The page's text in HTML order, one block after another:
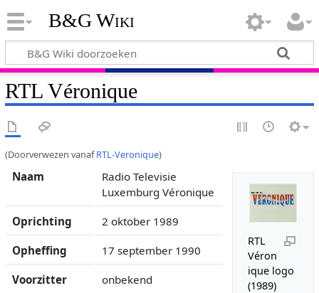
B&G Wiki
RTL Véronique
(Doorverwezen vanafRTL-Veronique)
RTL
Véron
ique logo
(1989)
Naam
Radio Televisie
Luxemburg Véronique
Oprichting 2 oktober 1989
Opheffing 17 september 1990
Voorzitter onbekend